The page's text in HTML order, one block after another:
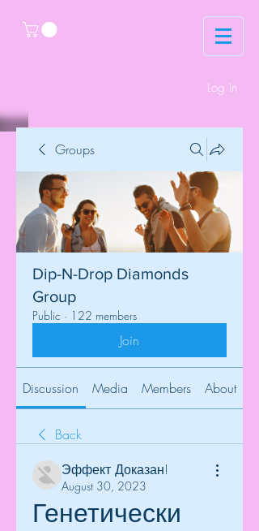
Log In
Groups
Dip-N-Drop Diamonds
Group
Public · 122 members
Join
Discussion Media Members About
Back
Эффект Доказан!
August 30, 2023
Генетически